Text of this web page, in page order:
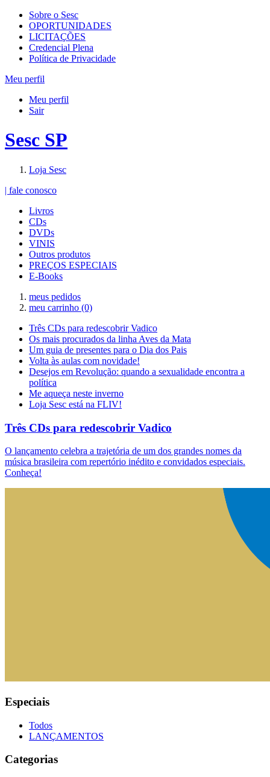
Sobre o Sesc
OPORTUNIDADES
LICITAÇÕES
Credencial Plena
Política de Privacidade
Meu perfil
Meu perfil
Sair
Sesc SP
Loja Sesc
| fale conosco
Livros
CDs
DVDs
VINIS
Outros produtos
PREÇOS ESPECIAIS
E-Books
meus pedidos
meu carrinho (0)
Três CDs para redescobrir Vadico
Os mais procurados da linha Aves da Mata
Um guia de presentes para o Dia dos Pais
Volta às aulas com novidade!
Desejos em Revolução: quando a sexualidade encontra a
política
Me aqueça neste inverno
Loja Sesc está na FLIV!
Três CDs para redescobrir Vadico
O lançamento celebra a trajetória de um dos grandes nomes da
música brasileira com repertório inédito e convidados especiais.
Conheça!
Especiais
Todos
LANÇAMENTOS
Categorias